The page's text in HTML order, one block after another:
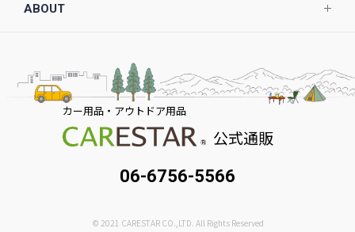
ABOUT
カー用品・アウトドア用品
公式通販
06-6756-5566
© 2021 CARESTAR CO.,LTD. All Rights Reserved